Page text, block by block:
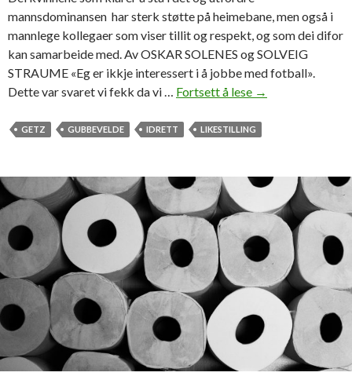
mannsdominansen har sterk støtte på heimebane, men også i
mannlege kollegaer som viser tillit og respekt, og som dei difor
kan samarbeide med. Av OSKAR SOLENES og SOLVEIG
STRAUME «Eg er ikkje interessert i å jobbe med fotball».
Dette var svaret vi fekk da vi … Fortsett å lese S
å
p
g
b
e
e
→
GETZ GUBBEVELDE IDRETT LIKESTILLING